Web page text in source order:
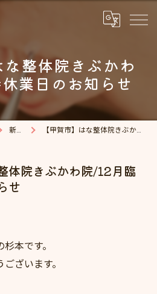
な整体院きぶかわ
業日のお知らせ
新着情報 【甲賀市】はな整体院きぶかわ院/12月臨時休業日のお知らせ
体院きぶかわ院/12月臨
せ
本です。
ざいます。